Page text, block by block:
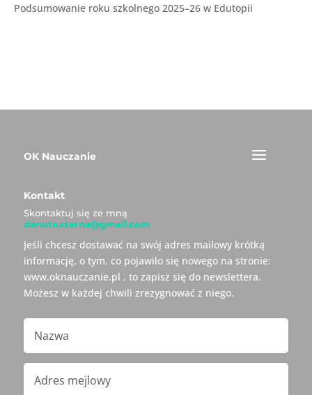
Podsumowanie roku szkolnego 2025–26 w Edutopii
OK Nauczanie
Kontakt
Skontaktuj się ze mną
danuta.sterna@gmail.com
Jeśli chcesz dostawać na swój adres mailowy krótką
informację, o tym, co pojawiło się nowego na stronie:
www.oknauczanie.pl , to zapisz się do newslettera.
Możesz w każdej chwili zrezygnować z niego.